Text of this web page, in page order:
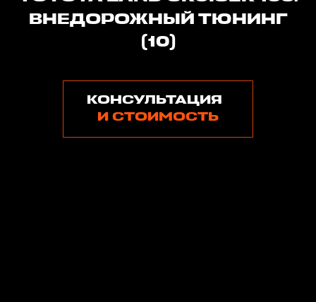
ВНЕДОРОЖНЫЙ ТЮНИНГ
(10)
КОНСУЛЬТАЦИЯ
И СТОИМОСТЬ